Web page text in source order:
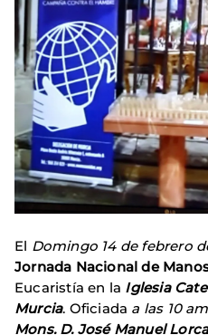
El Domingo 14 de febrero
Jornada Nacional de
Eucaristía en la Iglesia
Murcia. Oficiada a las 10 am
Mons. D. José Manuel